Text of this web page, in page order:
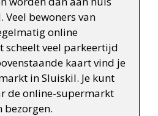
Veel bewoners van
online
scheelt veel parkeertijd
kaart vind je
in Sluiskil. Je kunt
de online-supermarkt
bezorgen.